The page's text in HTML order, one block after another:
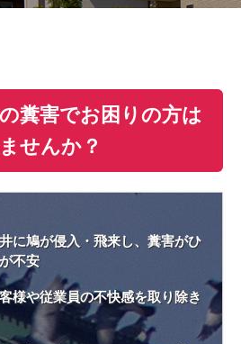
糞害でお困りの方は
せんか？
に鳩が侵入・飛来し、糞害がひ
不安
様や従業員の不快感を取り除き